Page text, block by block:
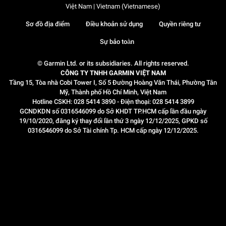
© Garmin Ltd. or its subsidiaries. All rights reserved.
CÔNG TY TNHH GARMIN VIỆT NAM
Tầng 15, Tòa nhà Cobi Tower I, Số 5 Đường Hoàng Văn Thái, Phường Tân
Mỹ, Thành phố Hồ Chí Minh, Việt Nam
Hotline CSKH: 028 5414 3890 - Điện thoại: 028 5414 3899
GCNDKDN số 0316546099 do Sở KHDT TP.HCM cấp lần đầu ngày
19/10/2020, đăng ký thay đổi lần thứ 3 ngày 12/12/2025, GPKD số
0316546099 do Sở Tài chính Tp. HCM cấp ngày 12/12/2025.
Sơ đồ địa điểm Điều khoản sử dụng Quyền riêng tư
Sự bảo toàn
Việt Nam | Vietnam (Vietnamese)